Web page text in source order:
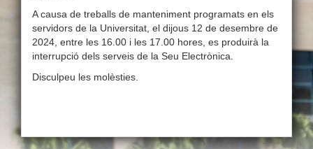
A causa de treballs de manteniment programats en els
servidors de la Universitat, el dijous 12 de desembre de
2024, entre les 16.00 i les 17.00 hores, es produirà la
interrupció dels serveis de la Seu Electrònica.
Disculpeu les molèsties.